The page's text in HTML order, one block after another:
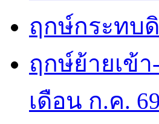
ฤกษ์กระทบ
ฤกษ์ย้ายเข้
เดือน ก.ค. 69